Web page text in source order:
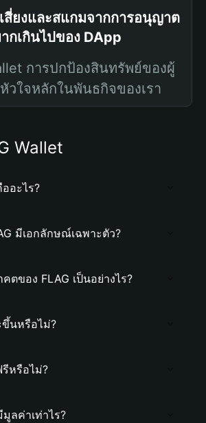
สี่ยงและสแกมจากการอนุญาต
กเกินไปของ DApp
การปกป้องสินทรัพย์ของผู้
วใจหลักในพันธกิจของเรา
Wallet
อะไร?
มีเอกลักษณ์เฉพาะตัว?
ตของ FLAG เป็นอย่างไร?
ขึ้นหรือไม่?
รีหรือไม่?
ลค่าเท่าไร?